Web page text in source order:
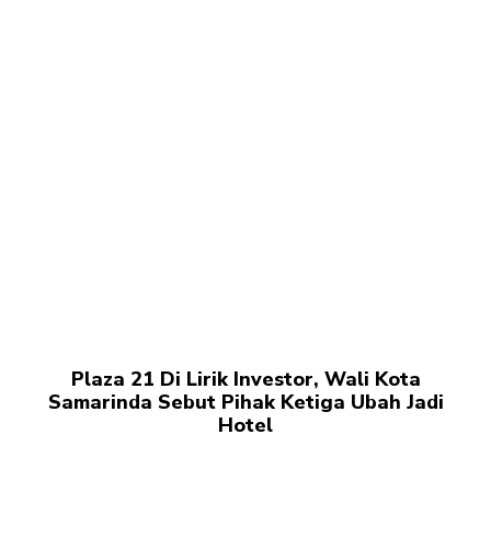
Plaza 21 Di Lirik Investor, Wali Kota
Samarinda Sebut Pihak Ketiga Ubah Jadi
Hotel